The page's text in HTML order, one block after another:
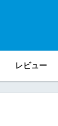
レビュー